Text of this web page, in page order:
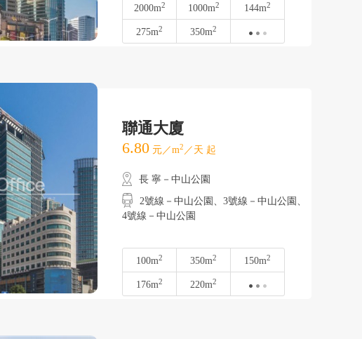
2000m2 1000m2 144m2
275m2 350m2
聯通大廈
6.80 元／m2 ／天 起
長 寧－中山公園
2號線－中山公園、3號線－中山公園、
4號線－中山公園
100m2 350m2 150m2
176m2 220m2